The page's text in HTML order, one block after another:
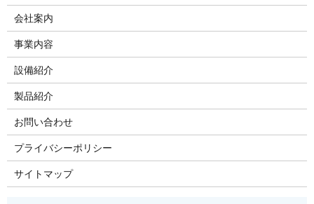
会社案内
事業内容
設備紹介
製品紹介
お問い合わせ
プライバシーポリシー
サイトマップ